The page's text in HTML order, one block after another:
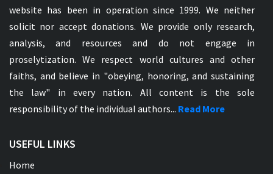
website has been in operation since 1999. We neither
solicit nor accept donations. We provide only research,
analysis, and resources and do not engage in
proselytization. We respect world cultures and other
faiths, and believe in "obeying, honoring, and sustaining
the law" in every nation. All content is the sole
responsibility of the individual authors... Read More
USEFUL LINKS
Home